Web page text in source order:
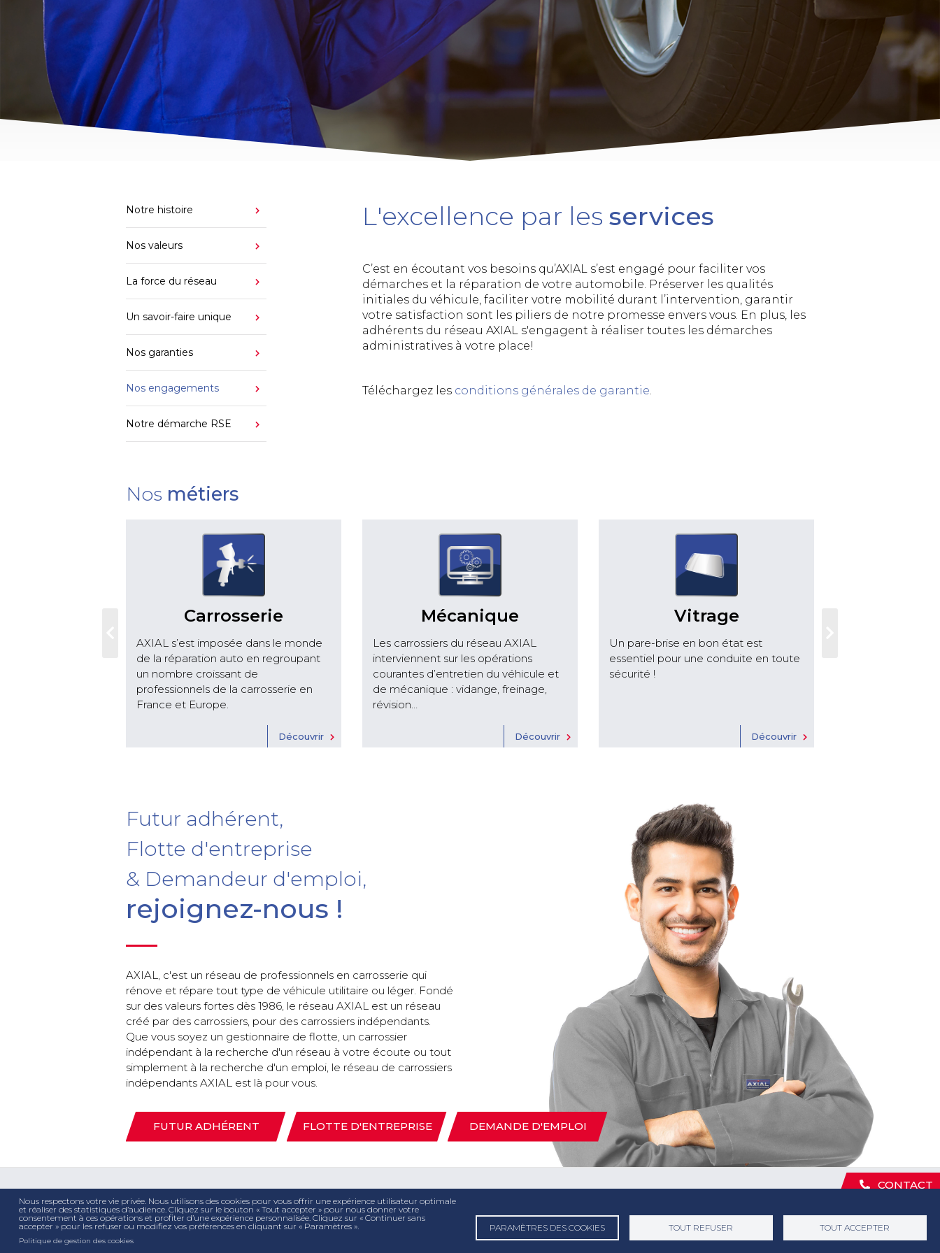
Notre histoire
Nos valeurs
La force du réseau
Un savoir-faire unique
Nos garanties
Nos engagements
Notre démarche RSE
L'excellence par les services
C’est en écoutant vos besoins qu’AXIAL s’est engagé pour faciliter vos
démarches et la réparation de votre automobile. Préserver les qualités
initiales du véhicule, faciliter votre mobilité durant l’intervention, garantir
votre satisfaction sont les piliers de notre promesse envers vous. En plus, les
adhérents du réseau AXIAL s'engagent à réaliser toutes les démarches
administratives à votre place!
Téléchargez les conditions générales de garantie.
Nos métiers
Carrosserie
AXIAL s’est imposée dans le monde
de la réparation auto en regroupant
un nombre croissant de
professionnels de la carrosserie en
France et Europe.
Découvrir
Mécanique
Les carrossiers du réseau AXIAL
interviennent sur les opérations
courantes d’entretien du véhicule et
de mécanique : vidange, freinage,
révision…
Découvrir
Vitrage
Un pare-brise en bon état est
essentiel pour une conduite en toute
sécurité !
Découvrir
Futur adhérent,
Flotte d'entreprise
& Demandeur d'emploi,
rejoignez-nous !
AXIAL, c'est un réseau de professionnels en carrosserie qui
rénove et répare tout type de véhicule utilitaire ou léger. Fondé
sur des valeurs fortes dès 1986, le réseau AXIAL est un réseau
créé par des carrossiers, pour des carrossiers indépendants.
Que vous soyez un gestionnaire de flotte, un carrossier
indépendant à la recherche d'un réseau à votre écoute ou tout
simplement à la recherche d'un emploi, le réseau de carrossiers
indépendants AXIAL est là pour vous.
FUTUR ADHÉRENT FLOTTE D'ENTREPRISE DEMANDE D'EMPLOI
CONTACT
Nous respectons votre vie privée. Nous utilisons des cookies pour vous offrir une expérience utilisateur optimale
et réaliser des statistiques d’audience. Cliquez sur le bouton « Tout accepter » pour nous donner votre
consentement à ces opérations et profiter d’une expérience personnalisée. Cliquez sur « Continuer sans
accepter » pour les refuser ou modifiez vos préférences en cliquant sur « Paramètres ».
Politique de gestion des cookies
PARAMÈTRES DES COOKIES TOUT REFUSER TOUT ACCEPTER